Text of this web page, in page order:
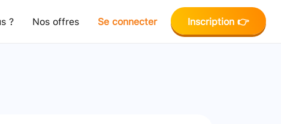
? Nos offres Se connecter Inscription 👉